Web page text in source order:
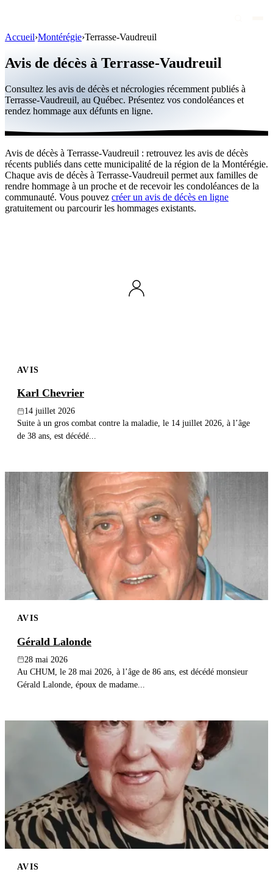
Personnalités publiques
Québec
Canada
International
Par région
Par ville
Maisons funéraires
Publier un avis
Accueil›Montérégie›Terrasse-Vaudreuil
Avis de décès à Terrasse-Vaudreuil
Consultez les avis de décès et nécrologies récemment publiés à
Terrasse-Vaudreuil, au Québec. Présentez vos condoléances et
rendez hommage aux défunts en ligne.
Avis de décès à Terrasse-Vaudreuil : retrouvez les avis de décès
récents publiés dans cette municipalité de la région de la Montérégie.
Chaque avis de décès à Terrasse-Vaudreuil permet aux familles de
rendre hommage à un proche et de recevoir les condoléances de la
communauté. Vous pouvez créer un avis de décès en ligne
gratuitement ou parcourir les hommages existants.
AVIS
Karl Chevrier
14 juillet 2026
Suite à un gros combat contre la maladie, le 14 juillet 2026, à l’âge
de 38 ans, est décédé...
AVIS
Gérald Lalonde
28 mai 2026
Au CHUM, le 28 mai 2026, à l’âge de 86 ans, est décédé monsieur
Gérald Lalonde, époux de madame...
AVIS